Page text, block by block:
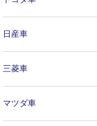
日産車
三菱車
マツダ車